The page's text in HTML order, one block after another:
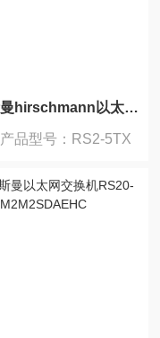
赫斯曼hirschmann以太网卡轨交换机RS2-5TX
产品型号：RS2-5TX